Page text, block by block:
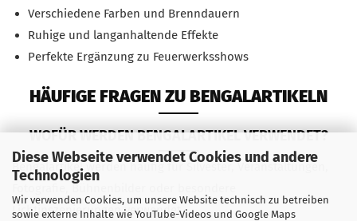
Diese Webseite verwendet Cookies und andere
Technologien
Wir verwenden Cookies, um unsere Website technisch zu betreiben
sowie externe Inhalte wie YouTube-Videos und Google Maps
Verschiedene Farben und Brenndauern
Ruhige und langanhaltende Effekte
Perfekte Ergänzung zu Feuerwerksshows
HÄUFIGE FRAGEN ZU BENGALARTIKELN
WOFÜR WERDEN BENGALARTIKEL VERWENDET?
Bengalartikel werden häufig für Silvester, Veranstaltungen,
Fotografie, Bühnenbilder oder besondere
Lichtinszenierungen verwendet.